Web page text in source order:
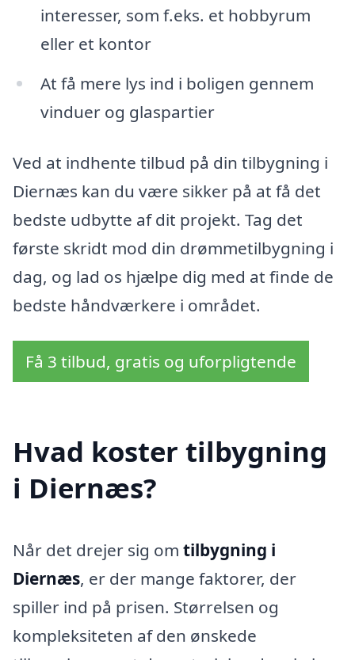
interesser, som f.eks. et hobbyrum
eller et kontor
At få mere lys ind i boligen gennem
vinduer og glaspartier
Ved at indhente tilbud på din tilbygning i
Diernæs kan du være sikker på at få det
bedste udbytte af dit projekt. Tag det
første skridt mod din drømmetilbygning i
dag, og lad os hjælpe dig med at finde de
bedste håndværkere i området.
Få 3 tilbud, gratis og uforpligtende
Hvad koster tilbygning
i Diernæs?
Når det drejer sig om tilbygning i
Diernæs, er der mange faktorer, der
spiller ind på prisen. Størrelsen og
kompleksiteten af den ønskede